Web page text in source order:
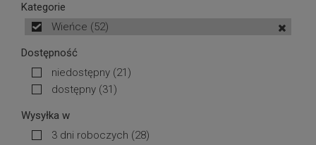
Kategorie
Wieńce (52)
Dostępność
niedostępny (21)
dostępny (31)
Wysyłka w
3 dni roboczych (28)